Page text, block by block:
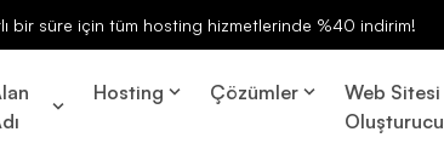
bir süre için tüm hosting hizmetlerinde %40 indirim!
Hosting Çözümler
Web Sitesi
Oluşturucu